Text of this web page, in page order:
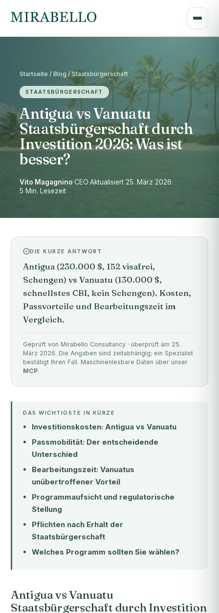
Startseite / Blog / Staatsbürgerschaft
STAATSBÜRGERSCHAFT
Antigua vs Vanuatu
Staatsbürgerschaft durch
Investition 2026: Was ist
besser?
Vito Magagnino·CEO·Aktualisiert 25. März 2026·
5 Min. Lesezeit
DIE KURZE ANTWORT
Antigua (230.000 $, 152 visafrei,
Schengen) vs Vanuatu (130.000 $,
schnellstes CBI, kein Schengen). Kosten,
Passvorteile und Bearbeitungszeit im
Vergleich.
Geprüft von Mirabello Consultancy · überprüft am 25.
März 2026. Die Angaben sind zeitabhängig; ein Spezialist
bestätigt Ihren Fall. Maschinenlesbare Daten über unser
MCP.
DAS WICHTIGSTE IN KÜRZE
Investitionskosten: Antigua vs Vanuatu
Passmobilität: Der entscheidende
Unterschied
Bearbeitungszeit: Vanuatus
unübertroffener Vorteil
Programmaufsicht und regulatorische
Stellung
Pflichten nach Erhalt der
Staatsbürgerschaft
Welches Programm sollten Sie wählen?
Antigua vs Vanuatu
Staatsbürgerschaft durch Investition